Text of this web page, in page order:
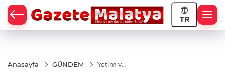
TR
Anasayfa GÜNDEM
Yetim ve